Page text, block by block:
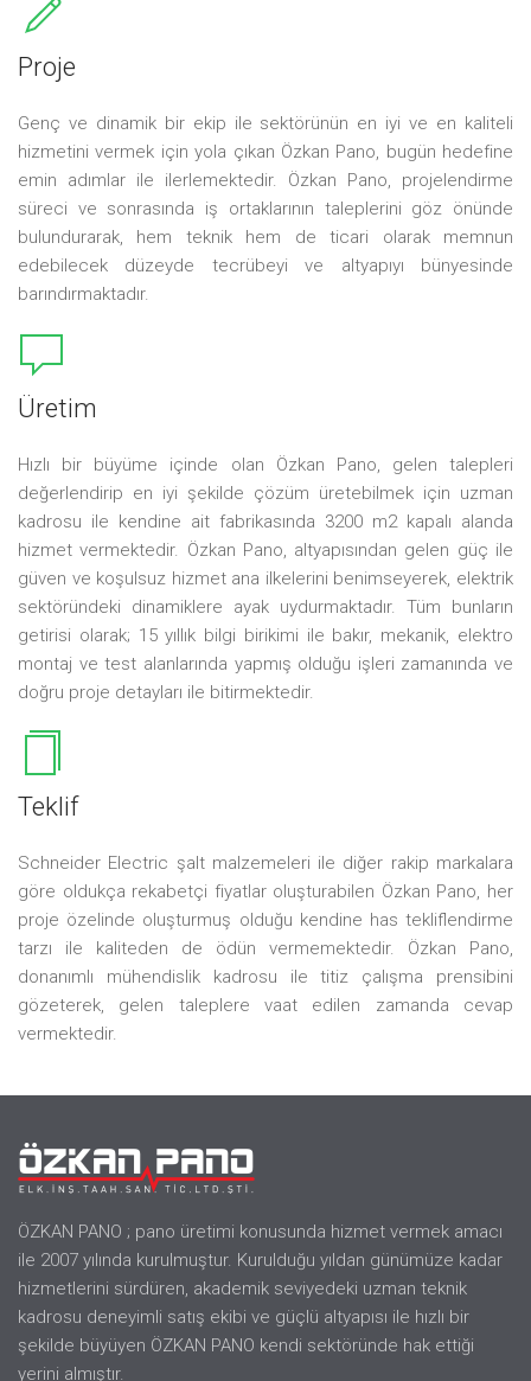
Proje
Genç ve dinamik bir ekip ile sektörünün en iyi ve en kaliteli
hizmetini vermek için yola çıkan Özkan Pano, bugün hedefine
emin adımlar ile ilerlemektedir. Özkan Pano, projelendirme
süreci ve sonrasında iş ortaklarının taleplerini göz önünde
bulundurarak, hem teknik hem de ticari olarak memnun
edebilecek düzeyde tecrübeyi ve altyapıyı bünyesinde
barındırmaktadır.
Üretim
Hızlı bir büyüme içinde olan Özkan Pano, gelen talepleri
değerlendirip en iyi şekilde çözüm üretebilmek için uzman
kadrosu ile kendine ait fabrikasında 3200 m2 kapalı alanda
hizmet vermektedir. Özkan Pano, altyapısından gelen güç ile
güven ve koşulsuz hizmet ana ilkelerini benimseyerek, elektrik
sektöründeki dinamiklere ayak uydurmaktadır. Tüm bunların
getirisi olarak; 15 yıllık bilgi birikimi ile bakır, mekanik, elektro
montaj ve test alanlarında yapmış olduğu işleri zamanında ve
doğru proje detayları ile bitirmektedir.
Teklif
Schneider Electric şalt malzemeleri ile diğer rakip markalara
göre oldukça rekabetçi fiyatlar oluşturabilen Özkan Pano, her
proje özelinde oluşturmuş olduğu kendine has tekliflendirme
tarzı ile kaliteden de ödün vermemektedir. Özkan Pano,
donanımlı mühendislik kadrosu ile titiz çalışma prensibini
gözeterek, gelen taleplere vaat edilen zamanda cevap
vermektedir.
ÖZKAN PANO ; pano üretimi konusunda hizmet vermek amacı
ile 2007 yılında kurulmuştur. Kurulduğu yıldan günümüze kadar
hizmetlerini sürdüren, akademik seviyedeki uzman teknik
kadrosu deneyimli satış ekibi ve güçlü altyapısı ile hızlı bir
şekilde büyüyen ÖZKAN PANO kendi sektöründe hak ettiği
yerini almıştır.